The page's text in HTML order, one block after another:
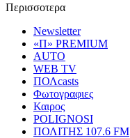
Περισσοτερα
Newsletter
«Π» PREMIUM
AUTO
WEB TV
ΠΟΛcasts
Φωτογραφιες
Καιρος
POLIGNOSI
ΠΟΛΙΤΗΣ 107.6 FM